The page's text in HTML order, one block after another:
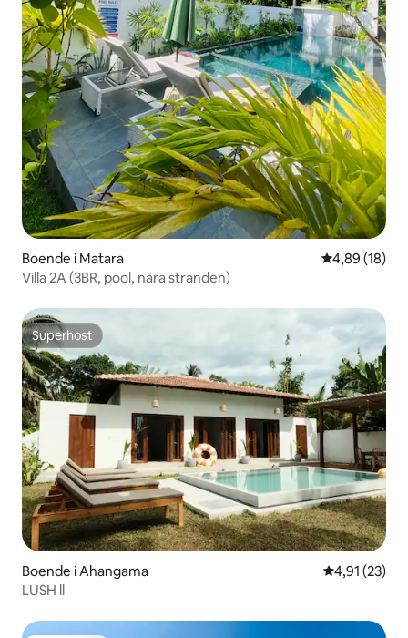
Boende i Matara 4,89 av 5 i
4,89 (18)
Villa 2A (3BR, pool, nära stranden)
Superhost
Superhost
Boende i Ahangama 4,91 av 5 i
4,91 (23)
LUSH ll